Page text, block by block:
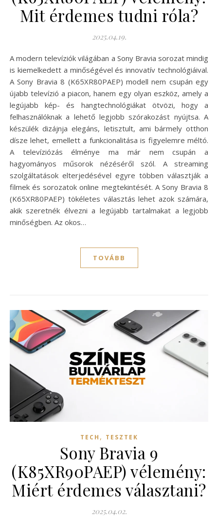
Mit érdemes tudni róla?
2025.04.19.
A modern televíziók világában a Sony Bravia sorozat mindig
is kiemelkedett a minőségével és innovatív technológiáival.
A Sony Bravia 8 (K65XR80PAEP) modell nem csupán egy
újabb televízió a piacon, hanem egy olyan eszköz, amely a
legújabb kép- és hangtechnológiákat ötvözi, hogy a
felhasználóknak a lehető legjobb szórakozást nyújtsa. A
készülék dizájnja elegáns, letisztult, ami bármely otthon
dísze lehet, emellett a funkcionalitása is figyelemre méltó.
A televíziózás élménye ma már nem csupán a
hagyományos műsorok nézéséről szól. A streaming
szolgáltatások elterjedésével egyre többen választják a
filmek és sorozatok online megtekintését. A Sony Bravia 8
(K65XR80PAEP) tökéletes választás lehet azok számára,
akik szeretnék élvezni a legújabb tartalmakat a legjobb
minőségben. Az okos…
TOVÁBB
TECH , TESZTEK
Sony Bravia 9
(K85XR90PAEP) vélemény:
Miért érdemes választani?
2025.04.02.